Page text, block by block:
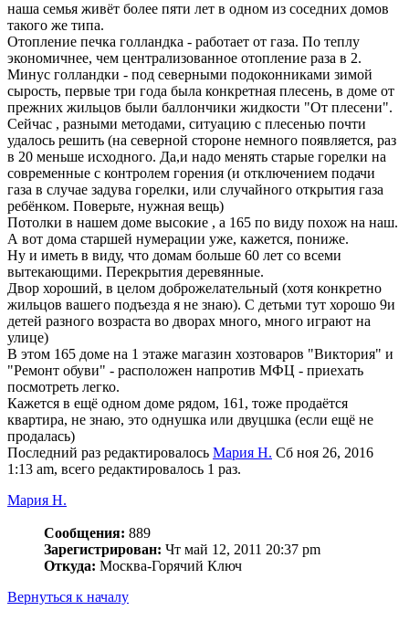
наша семья живёт более пяти лет в одном из соседних домов
такого же типа.
Отопление печка голландка - работает от газа. По теплу
экономичнее, чем централизованное отопление раза в 2.
Минус голландки - под северными подоконниками зимой
сырость, первые три года была конкретная плесень, в доме от
прежних жильцов были баллончики жидкости "От плесени".
Сейчас , разными методами, ситуацию с плесенью почти
удалось решить (на северной стороне немного появляется, раз
в 20 меньше исходного. Да,и надо менять старые горелки на
современные с контролем горения (и отключением подачи
газа в случае задува горелки, или случайного открытия газа
ребёнком. Поверьте, нужная вещь)
Потолки в нашем доме высокие , а 165 по виду похож на наш.
А вот дома старшей нумерации уже, кажется, пониже.
Ну и иметь в виду, что домам больше 60 лет со всеми
вытекающими. Перекрытия деревянные.
Двор хороший, в целом доброжелательный (хотя конкретно
жильцов вашего подъезда я не знаю). С детьми тут хорошо 9и
детей разного возраста во дворах много, много играют на
улице)
В этом 165 доме на 1 этаже магазин хозтоваров "Виктория" и
"Ремонт обуви" - расположен напротив МФЦ - приехать
посмотреть легко.
Кажется в ещё одном доме рядом, 161, тоже продаётся
квартира, не знаю, это однушка или двуцшка (если ещё не
продалась)
Последний раз редактировалось Мария Н. Сб ноя 26, 2016
1:13 am, всего редактировалось 1 раз.
Мария Н.
Сообщения: 889
Зарегистрирован: Чт май 12, 2011 20:37 pm
Откуда: Москва-Горячий Ключ
Вернуться к началу